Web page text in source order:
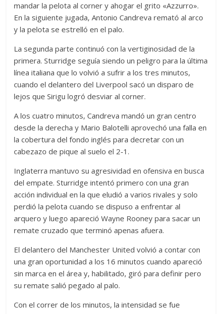
mandar la pelota al corner y ahogar el grito «Azzurro».
En la siguiente jugada, Antonio Candreva remató al arco
y la pelota se estrelló en el palo.
La segunda parte continuó con la vertiginosidad de la
primera. Sturridge seguía siendo un peligro para la última
línea italiana que lo volvió a sufrir a los tres minutos,
cuando el delantero del Liverpool sacó un disparo de
lejos que Sirigu logró desviar al corner.
A los cuatro minutos, Candreva mandó un gran centro
desde la derecha y Mario Balotelli aprovechó una falla en
la cobertura del fondo inglés para decretar con un
cabezazo de pique al suelo el 2-1.
Inglaterra mantuvo su agresividad en ofensiva en busca
del empate. Sturridge intentó primero con una gran
acción individual en la que eludió a varios rivales y solo
perdió la pelota cuando se dispuso a enfrentar al
arquero y luego apareció Wayne Rooney para sacar un
remate cruzado que terminó apenas afuera.
El delantero del Manchester United volvió a contar con
una gran oportunidad a los 16 minutos cuando apareció
sin marca en el área y, habilitado, giró para definir pero
su remate salió pegado al palo.
Con el correr de los minutos, la intensidad se fue